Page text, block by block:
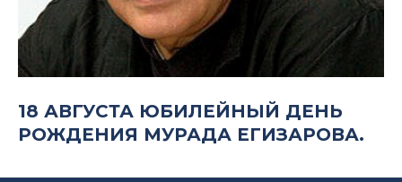
18 АВГУСТА ЮБИЛЕЙНЫЙ ДЕНЬ
РОЖДЕНИЯ МУРАДА ЕГИЗАРОВА.